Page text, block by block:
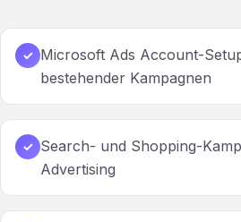
✓ Microsoft Ads Account-
bestehender Kampagnen
✓ Search- und Shopping-
Advertising